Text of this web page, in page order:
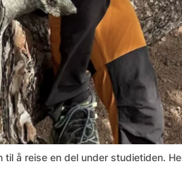
å reise en del under studietiden.